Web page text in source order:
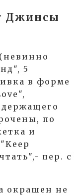
Джинсы
5
в форме
по
и
пер. с
окрашен не